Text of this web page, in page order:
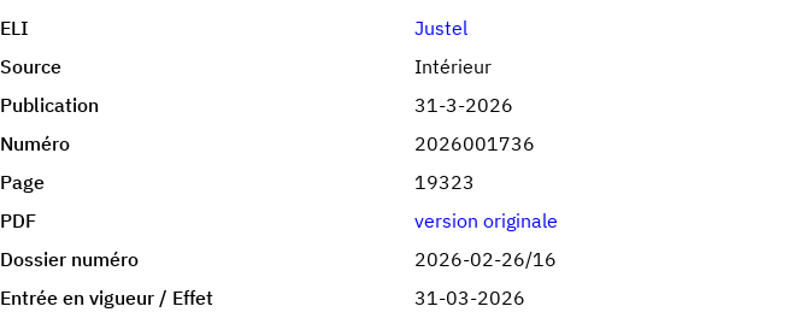
ELI
Justel
Source
Intérieur
Publication
31-3-2026
Numéro
2026001736
Page
19323
PDF
version originale
Dossier numéro
2026-02-26/16
Entrée en vigueur / Effet
31-03-2026